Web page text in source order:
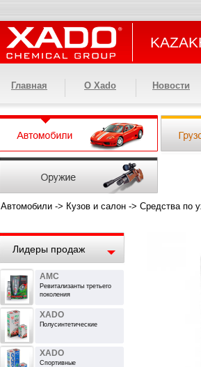
Главная О Xado Новости
Автомобили -> Кузов и салон -> Средства по
Лидеры продаж
AMC
Ревитализанты третьего
поколения
XADO
Полусинтетические
XADO
Спортивные